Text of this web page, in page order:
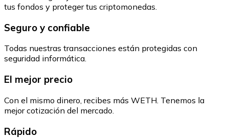
tus fondos y proteger tus criptomonedas.
Seguro y confiable
Todas nuestras transacciones están protegidas con
seguridad informática.
El mejor precio
Con el mismo dinero, recibes más WETH. Tenemos la
mejor cotización del mercado.
Rápido